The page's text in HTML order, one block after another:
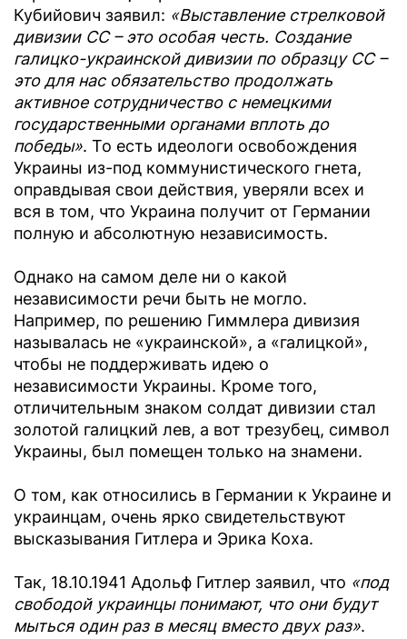
Кубийович заявил: «Выставление стрелковой
дивизии СС – это особая честь. Создание
галицко-украинской дивизии по образцу СС –
это для нас обязательство продолжать
активное сотрудничество с немецкими
государственными органами вплоть до
победы». То есть идеологи освобождения
Украины из-под коммунистического гнета,
оправдывая свои действия, уверяли всех и
вся в том, что Украина получит от Германии
полную и абсолютную независимость.
Однако на самом деле ни о какой
независимости речи быть не могло.
Например, по решению Гиммлера дивизия
называлась не «украинской», а «галицкой»,
чтобы не поддерживать идею о
независимости Украины. Кроме того,
отличительным знаком солдат дивизии стал
золотой галицкий лев, а вот трезубец, символ
Украины, был помещен только на знамени.
О том, как относились в Германии к Украине и
украинцам, очень ярко свидетельствуют
высказывания Гитлера и Эрика Коха.
Так, 18.10.1941 Адольф Гитлер заявил, что «под
свободой украинцы понимают, что они будут
мыться один раз в месяц вместо двух раз».